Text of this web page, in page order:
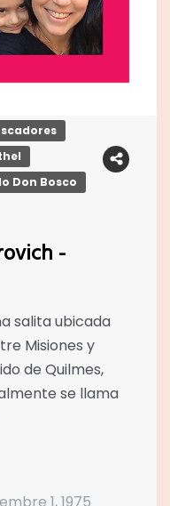
Don Bosco
-
salita ubicada
Misiones y
de Quilmes,
se llama